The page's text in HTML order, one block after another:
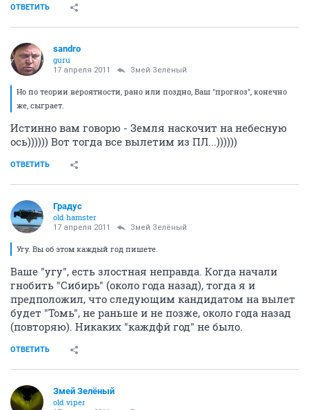
ОТВЕТИТЬ
sandro
guru
17 апреля 2011 Змей Зелёный
Но по теории вероятности, рано или поздно, Ваш "прогноз", конечно
же, сыграет.
Истинно вам говорю - Земля наскочит на небесную
ось)))))) Вот тогда все вылетим из ПЛ...))))))
ОТВЕТИТЬ
Градус
old hamster
17 апреля 2011 Змей Зелёный
Угу. Вы об этом каждый год пишете.
Ваше "угу", есть злостная неправда. Когда начали
гнобить "Сибирь" (около года назад), тогда я и
предположил, что следующим кандидатом на вылет
будет "Томь", не раньше и не позже, около года назад
(повторяю). Никаких "каждфй год" не было.
ОТВЕТИТЬ
Змей Зелёный
old viper